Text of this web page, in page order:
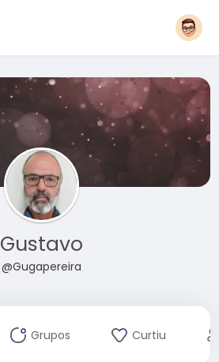
Gustavo
@Gugapereira
Grupos Curtiu